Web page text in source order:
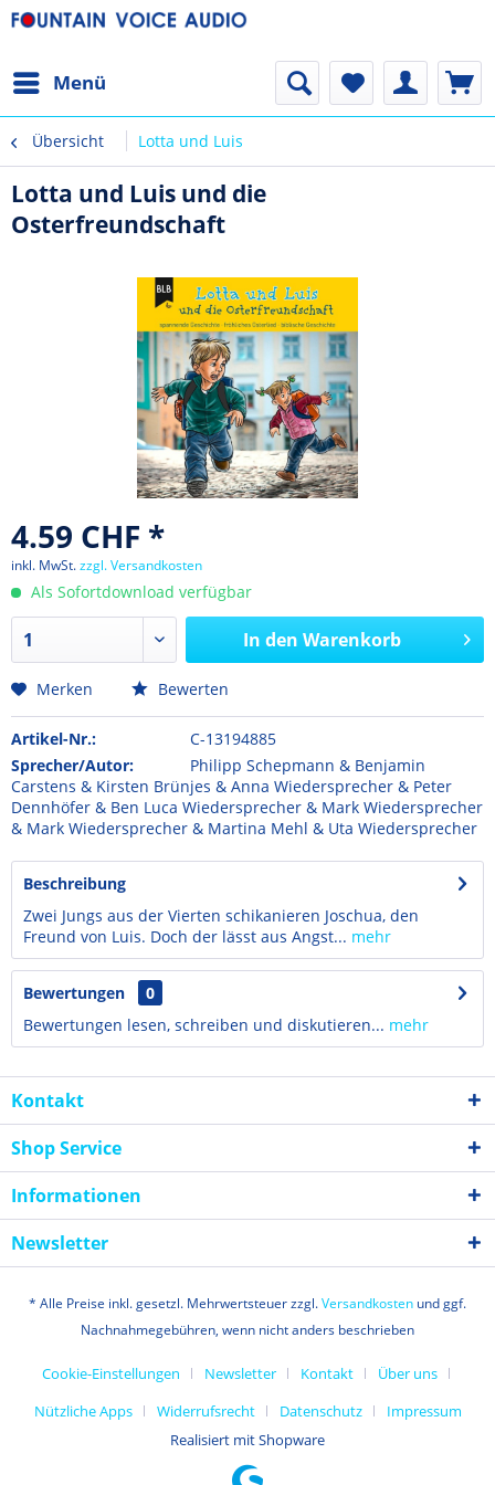
Menü
Übersicht Lotta und Luis
Lotta und Luis und die
Osterfreundschaft
4.59 CHF *
inkl. MwSt.zzgl. Versandkosten
Als Sofortdownload verfügbar
In den Warenkorb
Merken Bewerten
Artikel-Nr.:
C-13194885
Sprecher/Autor:
Philipp Schepmann & Benjamin
Carstens & Kirsten Brünjes & Anna Wiedersprecher & Peter
Dennhöfer & Ben Luca Wiedersprecher & Mark Wiedersprecher
& Mark Wiedersprecher & Martina Mehl & Uta Wiedersprecher
Beschreibung
Zwei Jungs aus der Vierten schikanieren Joschua, den
Freund von Luis. Doch der lässt aus Angst... mehr
Bewertungen
0
Bewertungen lesen, schreiben und diskutieren... mehr
Kontakt
Shop Service
Informationen
Newsletter
* Alle Preise inkl. gesetzl. Mehrwertsteuer zzgl.Versandkosten und ggf.
Nachnahmegebühren, wenn nicht anders beschrieben
Cookie-Einstellungen Newsletter Kontakt
Über uns
Nützliche Apps
Widerrufsrecht Datenschutz
Impressum
Realisiert mit Shopware